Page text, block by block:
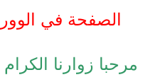
الصفحة في
مرحبا زوارنا الكرام